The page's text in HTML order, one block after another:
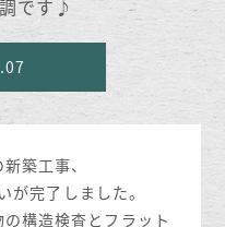
です♪
築工事、
が完了しました。
構造検査とフラット